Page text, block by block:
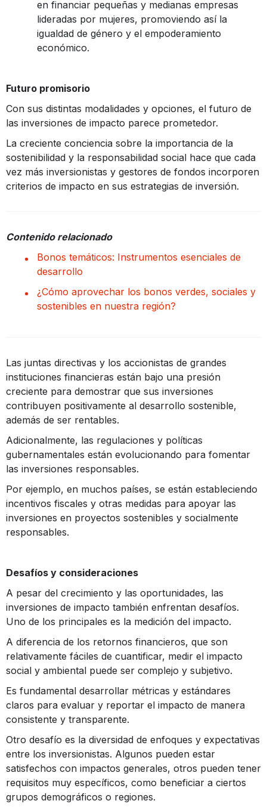
en financiar pequeñas y medianas empresas
lideradas por mujeres, promoviendo así la
igualdad de género y el empoderamiento
económico.
Futuro promisorio
Con sus distintas modalidades y opciones, el futuro de
las inversiones de impacto parece prometedor.
La creciente conciencia sobre la importancia de la
sostenibilidad y la responsabilidad social hace que cada
vez más inversionistas y gestores de fondos incorporen
criterios de impacto en sus estrategias de inversión.
Contenido relacionado
Bonos temáticos: Instrumentos esenciales de
desarrollo
¿Cómo aprovechar los bonos verdes, sociales y
sostenibles en nuestra región?
Las juntas directivas y los accionistas de grandes
instituciones financieras están bajo una presión
creciente para demostrar que sus inversiones
contribuyen positivamente al desarrollo sostenible,
además de ser rentables​​.
Adicionalmente, las regulaciones y políticas
gubernamentales están evolucionando para fomentar
las inversiones responsables.
Por ejemplo, en muchos países, se están estableciendo
incentivos fiscales y otras medidas para apoyar las
inversiones en proyectos sostenibles y socialmente
responsables.
Desafíos y consideraciones
A pesar del crecimiento y las oportunidades, las
inversiones de impacto también enfrentan desafíos.
Uno de los principales es la medición del impacto.
A diferencia de los retornos financieros, que son
relativamente fáciles de cuantificar, medir el impacto
social y ambiental puede ser complejo y subjetivo.
Es fundamental desarrollar métricas y estándares
claros para evaluar y reportar el impacto de manera
consistente y transparente.
Otro desafío es la diversidad de enfoques y expectativas
entre los inversionistas. Algunos pueden estar
satisfechos con impactos generales, otros pueden tener
requisitos muy específicos, como beneficiar a ciertos
grupos demográficos o regiones​​.